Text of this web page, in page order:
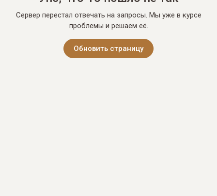
Сервер перестал отвечать на запросы. Мы уже в курсе
проблемы и решаем её.
Обновить страницу